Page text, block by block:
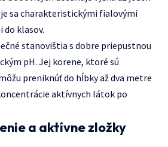
sa charakteristickými fialovými
do klasov.
stanovištia s dobre priepustnou
pH. Jej korene, ktoré sú
preniknúť do hĺbky až dva metre
aktívnych látok po
a aktívne zložky